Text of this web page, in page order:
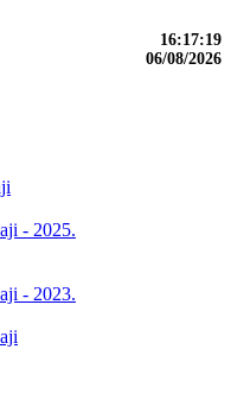
16:17:19
06/08/2026
- 2025.
- 2023.